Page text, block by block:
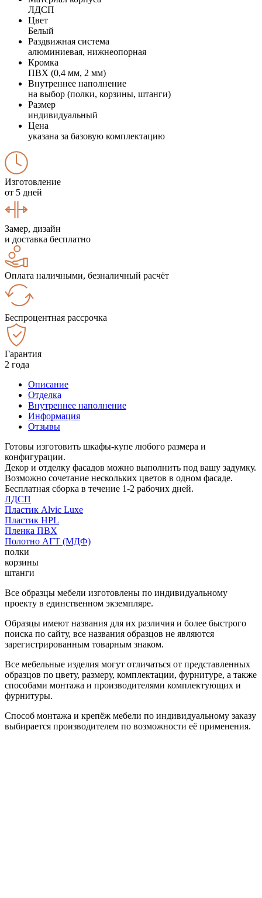
ЛДСП
Цвет
Белый
Раздвижная система
алюминиевая, нижнеопорная
Кромка
ПВХ (0,4 мм, 2 мм)
Внутреннее наполнение
на выбор (полки, корзины, штанги)
Размер
индивидуальный
Цена
указана за базовую комплектацию
Изготовление
от 5 дней
Замер, дизайн
и доставка бесплатно
Оплата наличными, безналичный расчёт
Беспроцентная рассрочка
Гарантия
2 года
Описание
Отделка
Внутреннее наполнение
Информация
Отзывы
Готовы изготовить шкафы-купе любого размера и
конфигурации.
Декор и отделку фасадов можно выполнить под вашу задумку.
Возможно сочетание нескольких цветов в одном фасаде.
Бесплатная сборка в течение 1-2 рабочих дней.
ЛДСП
Пластик Alvic Luxe
Пластик HPL
Пленка ПВХ
Полотно АГТ (МДФ)
полки
корзины
штанги
Все образцы мебели изготовлены по индивидуальному
проекту в единственном экземпляре.
Образцы имеют названия для их различия и более быстрого
поиска по сайту, все названия образцов не являются
зарегистрированным товарным знаком.
Все мебельные изделия могут отличаться от представленных
образцов по цвету, размеру, комплектации, фурнитуре, а также
способами монтажа и производителями комплектующих и
фурнитуры.
Способ монтажа и крепёж мебели по индивидуальному заказу
выбирается производителем по возможности её применения.